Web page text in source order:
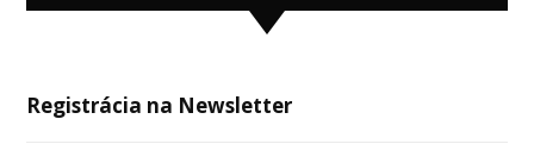
Registrácia na Newsletter